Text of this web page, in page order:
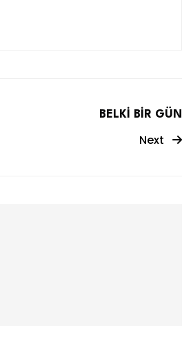
BELKİ BİR GÜN
Next